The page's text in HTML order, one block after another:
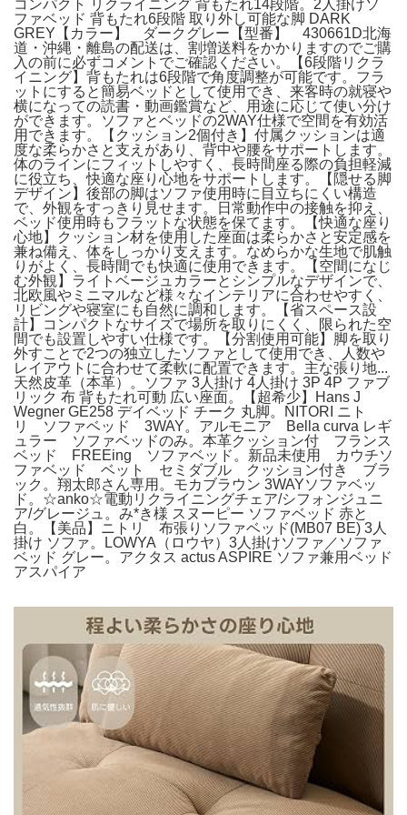
コンパクト リクライニング 背もたれ14段階。2人掛けソ
ファベッド 背もたれ6段階 取り外し可能な脚 DARK
GREY【カラー】 ダークグレー【型番】 430661D北海
道・沖縄・離島の配送は、割増送料をかかりますのでご購
入の前に必ずコメントでご確認ください。【6段階リクラ
イニング】背もたれは6段階で角度調整が可能です。フラ
ットにすると簡易ベッドとして使用でき、来客時の就寝や
横になっての読書・動画鑑賞など、用途に応じて使い分け
ができます。ソファとベッドの2WAY仕様で空間を有効活
用できます。【クッション2個付き】付属クッションは適
度な柔らかさと支えがあり、背中や腰をサポートします。
体のラインにフィットしやすく、長時間座る際の負担軽減
に役立ち、快適な座り心地をサポートします。【隠せる脚
デザイン】後部の脚はソファ使用時に目立ちにくい構造
で、外観をすっきり見せます。日常動作中の接触を抑え、
ベッド使用時もフラットな状態を保てます。【快適な座り
心地】クッション材を使用した座面は柔らかさと安定感を
兼ね備え、体をしっかり支えます。なめらかな生地で肌触
りがよく、長時間でも快適に使用できます。【空間になじ
む外観】ライトベージュカラーとシンプルなデザインで、
北欧風やミニマルなど様々なインテリアに合わせやすく、
リビングや寝室にも自然に調和します。【省スペース設
計】コンパクトなサイズで場所を取りにくく、限られた空
間でも設置しやすい仕様です。【分割使用可能】脚を取り
外すことで2つの独立したソファとして使用でき、人数や
レイアウトに合わせて柔軟に配置できます。主な張り地...
天然皮革（本革）。ソファ 3人掛け 4人掛け 3P 4P ファブ
リック 布 背もたれ可動 広い座面。【超希少】Hans J
Wegner GE258 デイベッド チーク 丸脚。NITORI ニト
リ ソファベッド 3WAY。アルモニア Bella curva レギ
ュラー ソファベッドのみ。本革クッション付 フランス
ベッド FREEing ソファベッド。新品未使用 カウチソ
ファベッド ベット セミダブル クッション付き ブラ
ック。翔太郎さん専用。モカブラウン 3WAYソファベッ
ド。☆anko☆電動リクライニングチェア/シフォンジュニ
ア/グレージュ。み*き様 スヌーピー ソファベッド 赤と
白。【美品】ニトリ 布張りソファベッド(MB07 BE) 3人
掛け ソファ。LOWYA（ロウヤ）3人掛けソファ／ソファ
ベッド グレー。アクタス actus ASPIRE ソファ兼用ベッド
アスパイア